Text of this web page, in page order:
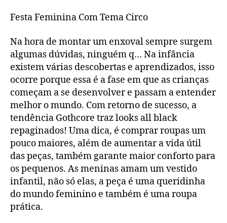
Festa Feminina Com Tema Circo
Na hora de montar um enxoval sempre surgem
algumas dúvidas, ninguém q… Na infância
existem várias descobertas e aprendizados, isso
ocorre porque essa é a fase em que as crianças
começam a se desenvolver e passam a entender
melhor o mundo. Com retorno de sucesso, a
tendência Gothcore traz looks all black
repaginados! Uma dica, é comprar roupas um
pouco maiores, além de aumentar a vida útil
das peças, também garante maior conforto para
os pequenos. As meninas amam um vestido
infantil, não só elas, a peça é uma queridinha
do mundo feminino e também é uma roupa
prática.